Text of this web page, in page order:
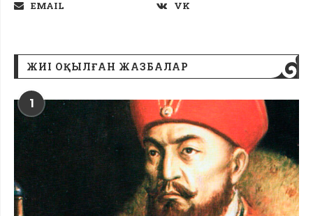
EMAIL
VK
ЖИІ ОҚЫЛҒАН ЖАЗБАЛАР
1